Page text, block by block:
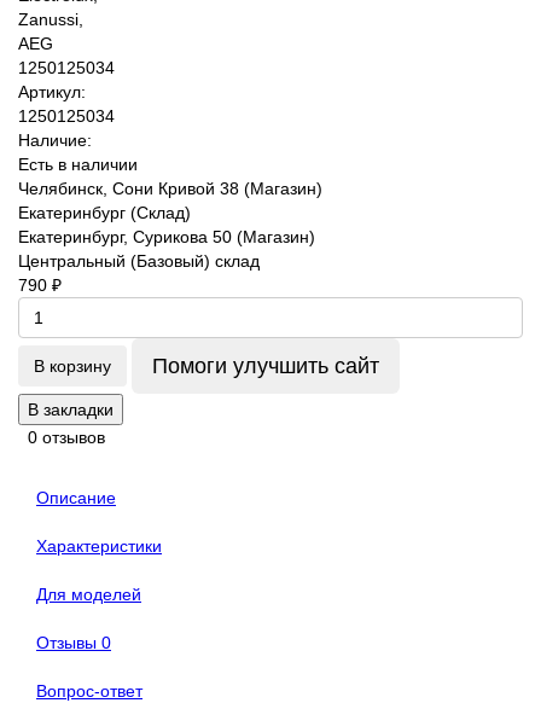
Артикул:
1250125034
Наличие:
Есть в наличии
Челябинск, Сони Кривой 38 (Магазин)
Екатеринбург (Склад)
Екатеринбург, Сурикова 50 (Магазин)
Центральный (Базовый) склад
790 ₽
В корзину Помоги улучшить сайт
В закладки
0 отзывов
Описание
Характеристики
Для моделей
Отзывы 0
Вопрос-ответ